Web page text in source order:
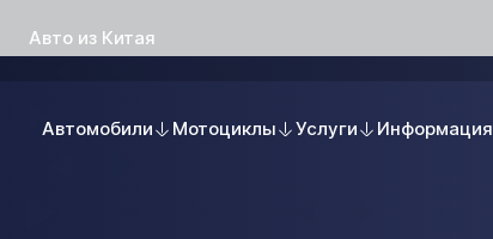
Авто из Китая
Автомобили Мотоциклы Услуги Информация